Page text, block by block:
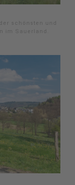
schönsten und
im Sauerland.